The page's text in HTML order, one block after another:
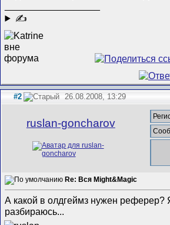
✍
#2 26.08.2008, 13:29
ruslan-goncharov
Re: Вся Might&Magic
А какой в олдгеймз нужен реферер?
разбираюсь...